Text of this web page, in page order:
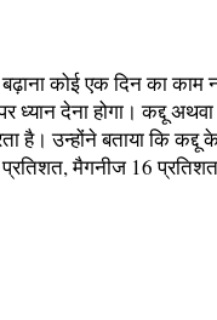
कोई एक दिन का
ध्यान देना होगा। कद्दू
है। उन्होंने बताया कि कद्दू
मैगनीज 16